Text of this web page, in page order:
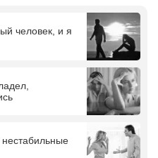
человек, и я